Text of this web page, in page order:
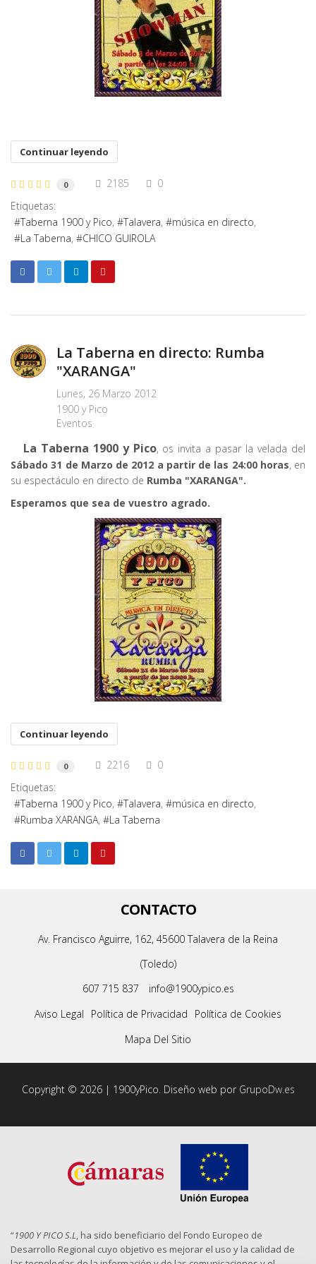
Continuar leyendo
0 2185
0
Etiquetas:
Taberna 1900 y Pico
Talavera
música en directo
La Taberna
CHICO GUIROLA
La Taberna en directo: Rumba
"XARANGA"
Lunes, 26 Marzo 2012
1900 y Pico
Eventos
La Taberna 1900 y Pico, os invita a pasar la velada del
Sábado 31 de Marzo de 2012 a partir de las 24:00 horas, en
su espectáculo en directo de Rumba "XARANGA".
Esperamos que sea de vuestro agrado.
Continuar leyendo
0 2216
0
Etiquetas:
Taberna 1900 y Pico
Talavera
música en directo
Rumba XARANGA
La Taberna
CONTACTO
Av. Francisco Aguirre, 162, 45600 Talavera de la Reina
(Toledo)
607 715 837
info@1900ypico.es
Aviso Legal
Política de Privacidad
Política de Cookies
Mapa Del Sitio
Copyright © 2026 | 1900yPico. Diseño web por GrupoDw.es
“1900 Y PICO S.L, ha sido beneficiario del Fondo Europeo de
Desarrollo Regional cuyo objetivo es mejorar el uso y la calidad de